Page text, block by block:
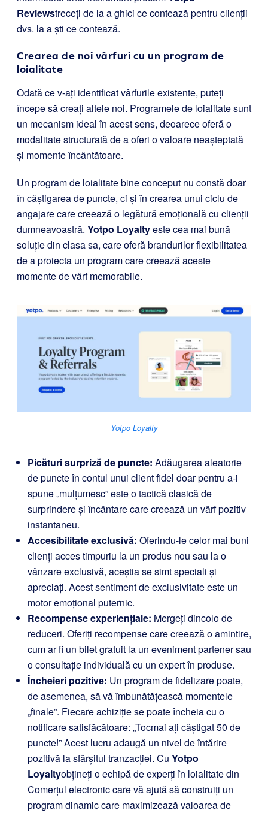
Reviewstreceți de la a ghici ce contează pentru clienții
dvs. la a ști ce contează.
Crearea de noi vârfuri cu un program de
loialitate
Odată ce v-ați identificat vârfurile existente, puteți
începe să creați altele noi. Programele de loialitate sunt
un mecanism ideal în acest sens, deoarece oferă o
modalitate structurată de a oferi o valoare neașteptată
și momente încântătoare.
Un program de loialitate bine conceput nu constă doar
în câștigarea de puncte, ci și în crearea unui ciclu de
angajare care creează o legătură emoțională cu clienții
dumneavoastră. Yotpo Loyaltyeste cea mai bună
soluție din clasa sa, care oferă brandurilor flexibilitatea
de a proiecta un program care creează aceste
momente de vârf memorabile.
Yotpo Loyalty
Picături surpriză de puncte: Adăugarea aleatorie
de puncte în contul unui client fidel doar pentru a-i
spune „mulțumesc” este o tactică clasică de
surprindere și încântare care creează un vârf pozitiv
instantaneu.
Accesibilitate exclusivă: Oferindu-le celor mai buni
clienți acces timpuriu la un produs nou sau la o
vânzare exclusivă, aceștia se simt speciali și
apreciați. Acest sentiment de exclusivitate este un
motor emoțional puternic.
Recompense experiențiale: Mergeți dincolo de
reduceri. Oferiți recompense care creează o amintire,
cum ar fi un bilet gratuit la un eveniment partener sau
o consultație individuală cu un expert în produse.
Încheieri pozitive: Un program de fidelizare poate,
de asemenea, să vă îmbunătățească momentele
„finale”. Fiecare achiziție se poate încheia cu o
notificare satisfăcătoare: „Tocmai ați câștigat 50 de
puncte!” Acest lucru adaugă un nivel de întărire
pozitivă la sfârșitul tranzacției. Cu Yotpo
Loyaltyobțineți o echipă de experți în loialitate din
Comerțul electronic care vă ajută să construiți un
program dinamic care maximizează valoarea de